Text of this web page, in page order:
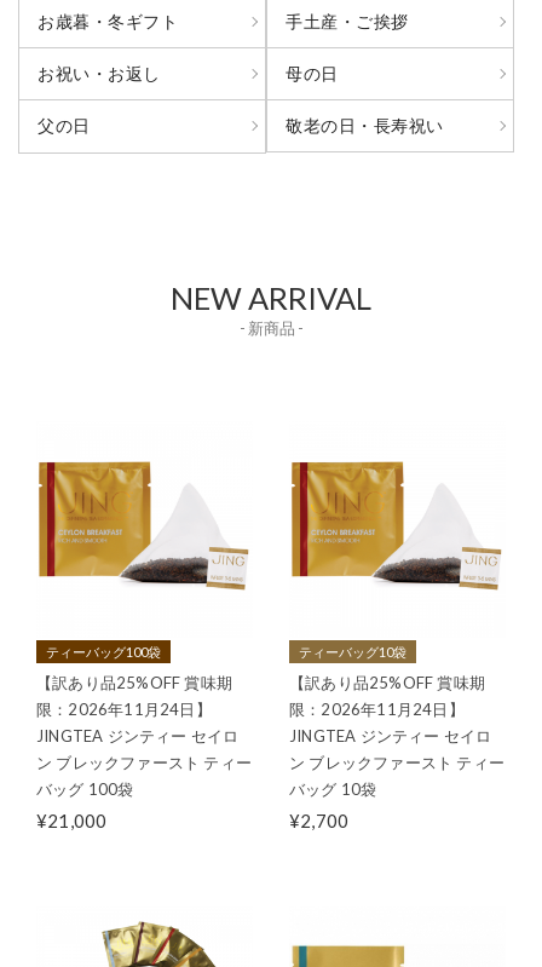
お歳暮・冬ギフト 手土産・ご挨拶
お祝い・お返し 母の日
父の日 敬老の日・長寿祝い
NEW ARRIVAL
- 新商品 -
ティーバッグ100袋
【訳あり品25%OFF 賞味期
限：2026年11月24日】
JINGTEA ジンティー セイロ
ン ブレックファースト ティー
バッグ 100袋
¥21,000
ティーバッグ10袋
【訳あり品25%OFF 賞味期
限：2026年11月24日】
JINGTEA ジンティー セイロ
ン ブレックファースト ティー
バッグ 10袋
¥2,700